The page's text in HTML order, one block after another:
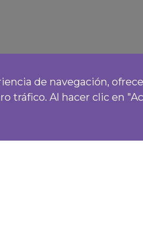
de navegación,
tráfico. Al hacer clic en